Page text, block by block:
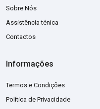
Sobre Nós
Assistência ténica
Contactos
Informações
Termos e Condições
Política de Privacidade